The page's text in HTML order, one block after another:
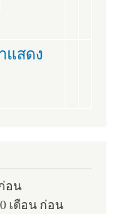
แสดง
อน
เดือน ก่อน